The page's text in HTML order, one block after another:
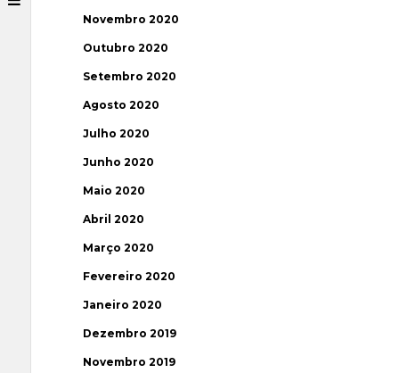
Novembro 2020
Outubro 2020
Setembro 2020
Agosto 2020
Julho 2020
Junho 2020
Maio 2020
Abril 2020
Março 2020
Fevereiro 2020
Janeiro 2020
Dezembro 2019
Novembro 2019